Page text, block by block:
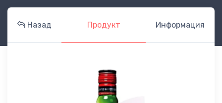
Назад Продукт Информация